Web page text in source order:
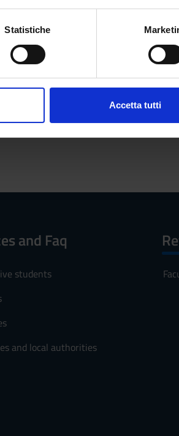
di qualche metro,
sui cookie.
Statistiche
Accetta tutti
and Faq
students
and local authorities